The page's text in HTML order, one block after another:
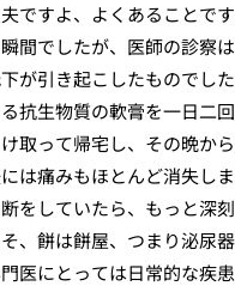
ですよ、よくあることで
間でしたが、医師の診察
が引き起こしたものでし
抗生物質の軟膏を一日二
取って帰宅し、その晩か
は痛みもほとんど消失し
をしていたら、もっと深
、餅は餅屋、つまり泌尿
医にとっては日常的な疾